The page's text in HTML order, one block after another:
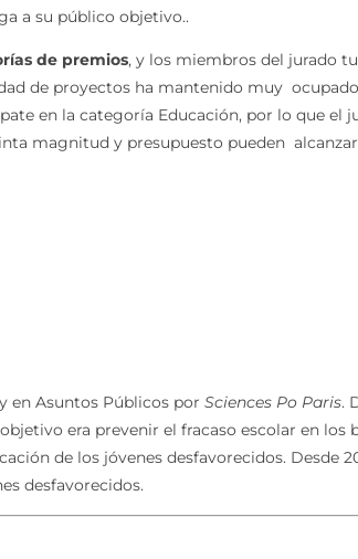
a su público objetivo..
de premios, y los miembros del jurado
de proyectos ha mantenido muy
en la categoría Educación, por lo que el
magnitud y presupuesto pueden
y en Asuntos Públicos por Sciences Po Paris.
era prevenir el fracaso escolar en los
de los jóvenes desfavorecidos. Desde
desfavorecidos.